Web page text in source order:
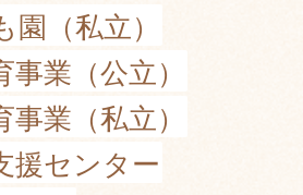
（私立）
業（公立）
業（私立）
援センター